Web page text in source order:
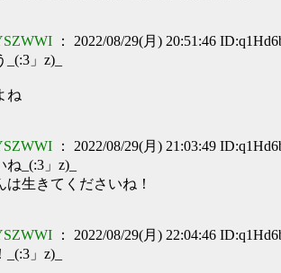
： 2022/08/29(月) 20:51:46
」z)_
ね
： 2022/08/29(月) 21:03:49
_(:3」z)_
は生きてくださいね！
： 2022/08/29(月) 22:04:46
」z)_